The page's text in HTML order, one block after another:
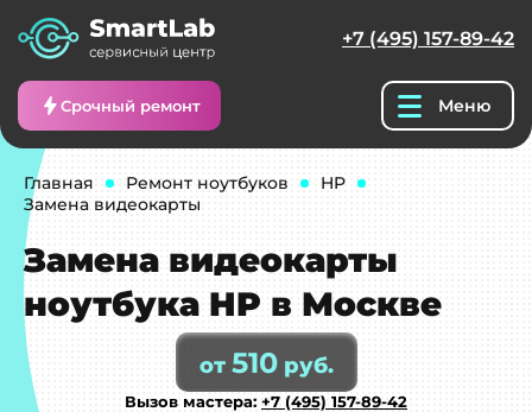
+7 (495) 157-89-42
Срочный ремонт Меню
Главная Ремонт ноутбуков
HP
Замена видеокарты
Замена видеокарты
ноутбука HP в Москве
от 510руб.
Вызов мастера: +7 (495) 157-89-42